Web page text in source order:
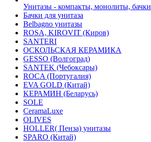
Унитазы - компакты, монолиты, бачки
Бачки для унитаза
Belbagno унитазы
ROSA, KIROVIT (Киров)
SANTERI
ОСКОЛЬСКАЯ КЕРАМИКА
GESSO (Волгоград)
SANTEK (Чебоксары)
ROCA (Португалия)
EVA GOLD (Китай)
KЕРАМИН (Беларусь)
SOLE
CeramaLuxe
OLIVES
HOLLER( Пенза) унитазы
SPARO (Китай)